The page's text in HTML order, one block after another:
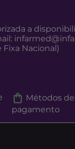
a
Fixa Nacional)
Métodos de
pagamento